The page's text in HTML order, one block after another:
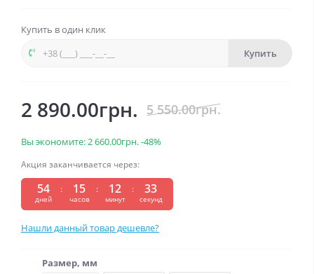
Купить в один клик
Купить
2 890.00грн. 5 550.00грн.
Вы экономите:2 660.00грн.-48%
Акция заканчивается через:
54
дней
: 15
часов
: 12
минут
: 33
секунд
Нашли данный товар дешевле?
Размер, мм